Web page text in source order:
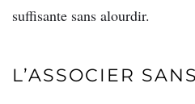
suffisante sans alourdir.
L’ASSOCIER